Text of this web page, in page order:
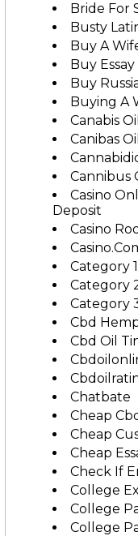
Bride For
Busty
Buy A
Buy
Buy
Buying A
Canabis Oil
Canibas Oil
Cannibus
Casino
Deposit
Casino
Category 1
Category
Category
Cbd
Cbd Oil
Chatbate
Cheap
Cheap
Cheap
Check If
College
College
College